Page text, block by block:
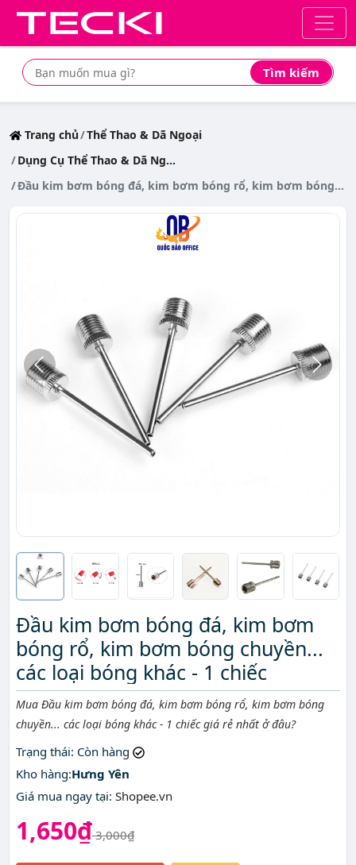
Tìm kiếm
Tìm mua sản phẩm giá rẻ nhất
Trang chủ Thể Thao & Dã Ngoại
Dụng Cụ Thể Thao & Dã Ngoại
Đầu kim bơm bóng đá, kim bơm bóng rổ, kim bơm bóng chuyền... các loại bóng khác - 1 chiếc
Đầu kim bơm bóng đá, kim bơm
bóng rổ, kim bơm bóng chuyền...
các loại bóng khác - 1 chiếc
Mô tả ngắn
Mua Đầu kim bơm bóng đá, kim bơm bóng rổ, kim bơm bóng
chuyền... các loại bóng khác - 1 chiếc giá rẻ nhất ở đâu?
Trạng thái: Còn hàng
Kho hàng:Hưng Yên
Giá mua ngay tại: Shopee.vn
1,650₫3,000₫